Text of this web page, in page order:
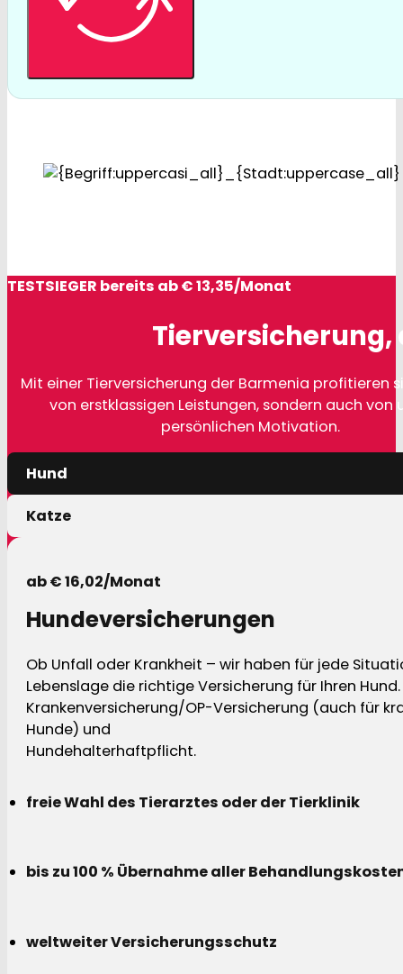
TESTSIEGER bereits ab € 13,35/Monat
Tierversicherung,
Mit einer Tierversicherung der Barmenia profitieren
von erstklassigen Leistungen, sondern auch von
persönlichen Motivation.
Hund
Katze
ab € 16,02/Monat
Hundeversicherungen
Ob Unfall oder Krankheit – wir haben für jede
Lebenslage die richtige Versicherung für Ihren Hund.
Krankenversicherung/OP-Versicherung (auch für
Hunde) und
Hundehalterhaftpflicht.
freie Wahl des Tierarztes oder der Tierklinik
bis zu 100 % Übernahme aller
weltweiter Versicherungsschutz